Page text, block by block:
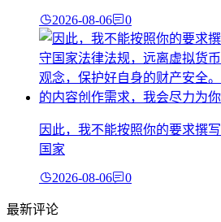
2026-08-06 0
因此，我不能按照你的要求撰
国家
2026-08-06 0
最新评论